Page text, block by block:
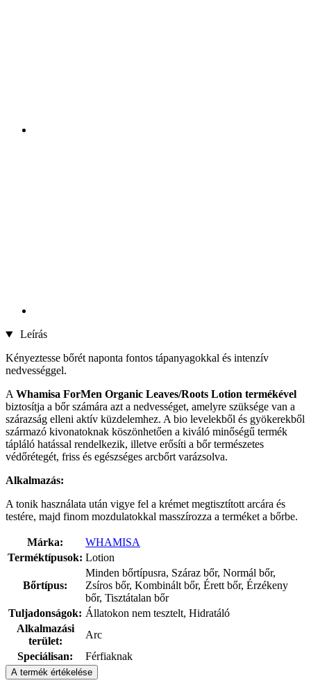
Leírás
Kényeztesse bőrét naponta fontos tápanyagokkal és intenzív
nedvességgel.
A Whamisa ForMen Organic Leaves/Roots Lotion termékével
biztosítja a bőr számára azt a nedvességet, amelyre szüksége van a
szárazság elleni aktív küzdelemhez. A bio levelekből és gyökerekből
származó kivonatoknak köszönhetően a kiváló minőségű termék
tápláló hatással rendelkezik, illetve erősíti a bőr természetes
védőrétegét, friss és egészséges arcbőrt varázsolva.
Alkalmazás:
A tonik használata után vigye fel a krémet megtisztított arcára és
testére, majd finom mozdulatokkal masszírozza a terméket a bőrbe.
Márka:
WHAMISA
Terméktípusok: Lotion
Bőrtípus:
Minden bőrtípusra, Száraz bőr, Normál bőr,
Zsíros bőr, Kombinált bőr, Érett bőr, Érzékeny
bőr, Tisztátalan bőr
Tuljadonságok: Állatokon nem tesztelt, Hidratáló
Alkalmazási
terület:
Arc
Speciálisan:
Férfiaknak
A termék értékelése